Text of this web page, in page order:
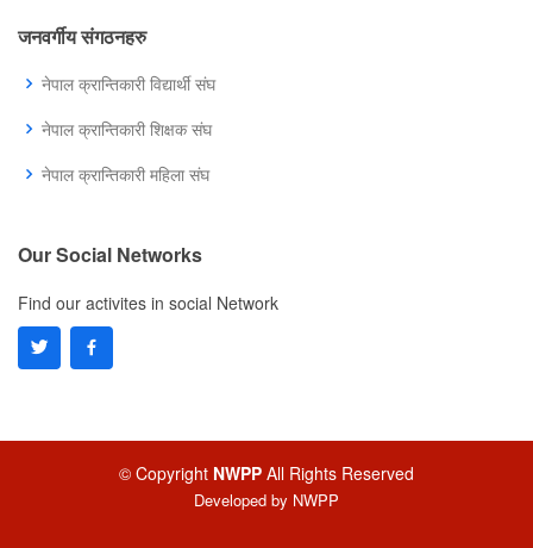
जनवर्गीय संगठनहरु
नेपाल क्रान्तिकारी विद्यार्थी संघ
नेपाल क्रान्तिकारी शिक्षक संघ
नेपाल क्रान्तिकारी महिला संघ
Our Social Networks
Find our activites in social Network
© Copyright NWPP All Rights Reserved
Developed by NWPP